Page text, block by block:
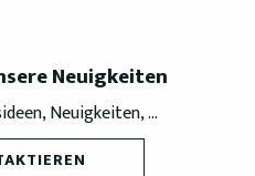
Neuigkeiten
Neuigkeiten, ...